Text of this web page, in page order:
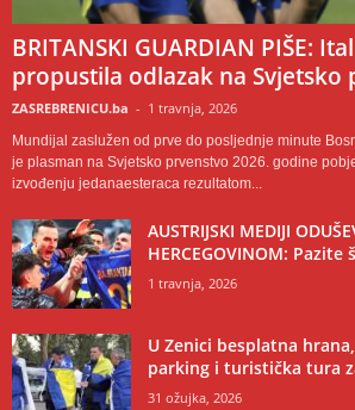
BRITANSKI GUARDIAN PIŠE:
propustila odlazak na Svjetsko
ZASREBRENICU.ba - 1 travnja, 2026
Mundijal zaslužen od prve do posljednje minute
je plasman na Svjetsko prvenstvo 2026. godine
izvođenju jedanaesteraca rezultatom...
AUSTRIJSKI MEDIJI
HERCEGOVINOM:
1 travnja, 2026
U Zenici besplatna
parking i turistička tura
31 ožujka, 2026